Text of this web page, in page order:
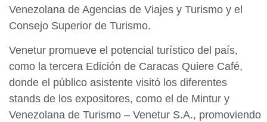
Venezolana de Agencias de Viajes y Turismo y el
Consejo Superior de Turismo.
Venetur promueve el potencial turístico del país,
como la tercera Edición de Caracas Quiere Café,
donde el público asistente visitó los diferentes
stands de los expositores, como el de Mintur y
Venezolana de Turismo – Venetur S.A., promoviendo